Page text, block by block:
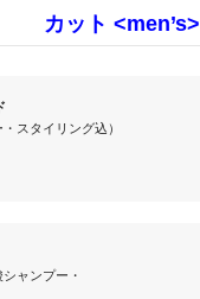
カット <men’s>
プー・スタイリング込）
ャンプー・